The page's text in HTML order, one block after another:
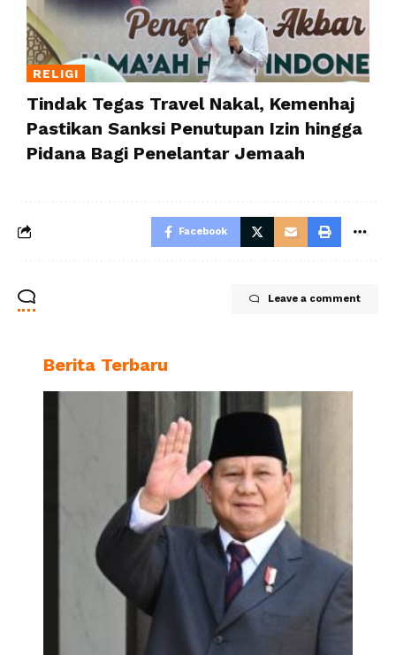
RELIGI
Tindak Tegas Travel Nakal, Kemenhaj
Pastikan Sanksi Penutupan Izin hingga
Pidana Bagi Penelantar Jemaah
Facebook
Leave a comment
Berita Terbaru